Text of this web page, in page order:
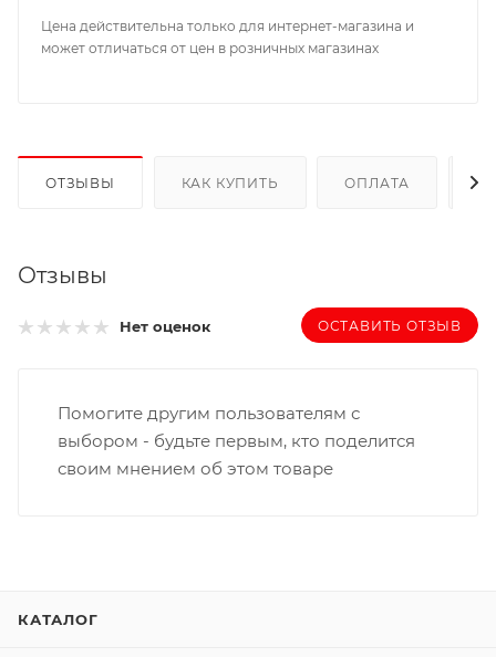
Цена действительна только для интернет-магазина и
может отличаться от цен в розничных магазинах
ОТЗЫВЫ КАК КУПИТЬ ОПЛАТА
Отзывы
Нет оценок ОСТАВИТЬ ОТЗЫВ
Помогите другим пользователям с
выбором - будьте первым, кто поделится
своим мнением об этом товаре
КАТАЛОГ